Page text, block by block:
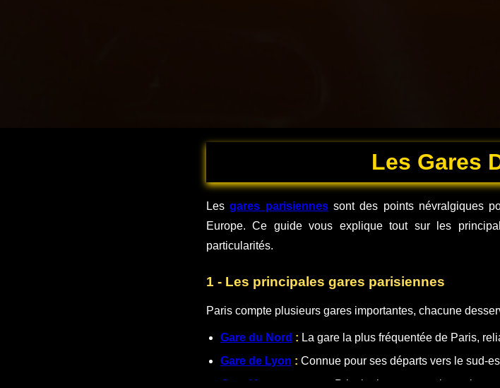
Les Gares
Lesgares parisiennessont des points névralgiques
Europe. Ce guide vous explique tout sur les
particularités.
1 - Les principales gares parisiennes
Paris compte plusieurs gares importantes, chacune
Gare du Nord : La gare la plus fréquentée de Paris,
Gare de Lyon : Connue pour ses départs vers le sud-
Gare Montparnasse
Principale gare pour les trajets